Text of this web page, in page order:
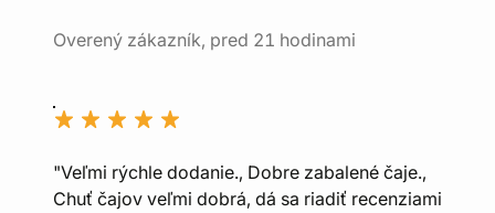
Overený zákazník, pred 21 hodinami
"Veľmi rýchle dodanie., Dobre zabalené čaje.,
Chuť čajov veľmi dobrá, dá sa riadiť recenziami